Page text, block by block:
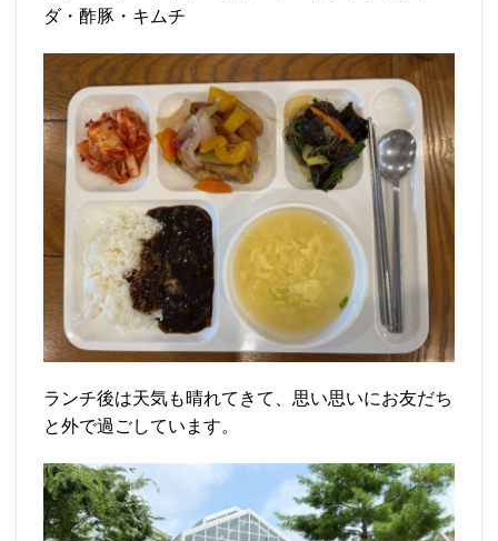
ダ・酢豚・キムチ
ランチ後は天気も晴れてきて、思い思いにお友だち
と外で過ごしています。